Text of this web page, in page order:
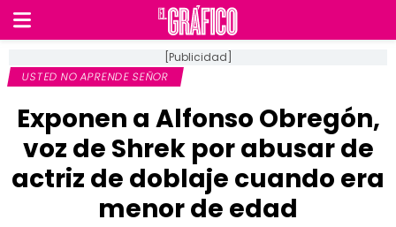
[Publicidad]
USTED NO APRENDE SEÑOR
Exponen a Alfonso Obregón,
voz de Shrek por abusar de
actriz de doblaje cuando era
menor de edad